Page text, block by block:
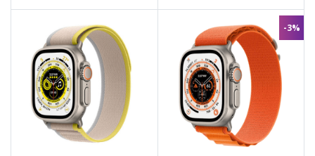
CPU: Apple S8
Kết nối: WiFi, Bluetooth v5.0, hỗ
trợ eSim
23.950.000đ Liên hệ
Màn hình: OLED, 1.92 inch
Độ phân giải: 410 x 502
pixels
Kích thước: Dài 49mm -
Ngang 44mm - Dày
14.4mm
Trọng lượng: 61.3g
-3%
23.950.000đ 24.500.000đ
Màn hình: OLED, 1.92 inch
Độ phân giải: 410 x 502
pixels
Kích thước: Dài 49mm -
Ngang 44mm - Dày
14.4mm
Trọng lượng: 61.3g